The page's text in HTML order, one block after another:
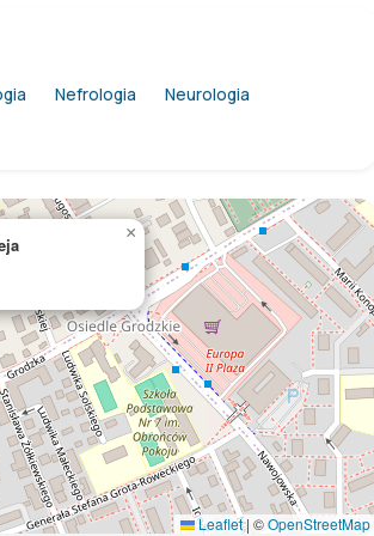
Nefrologia
Neurologia
×
Leaflet| ©OpenStreetMap